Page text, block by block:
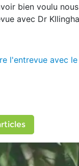
bien voulu
avec Dr
l'entrevue avec